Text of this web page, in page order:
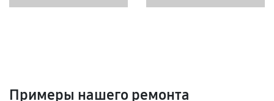
Примеры нашего ремонта